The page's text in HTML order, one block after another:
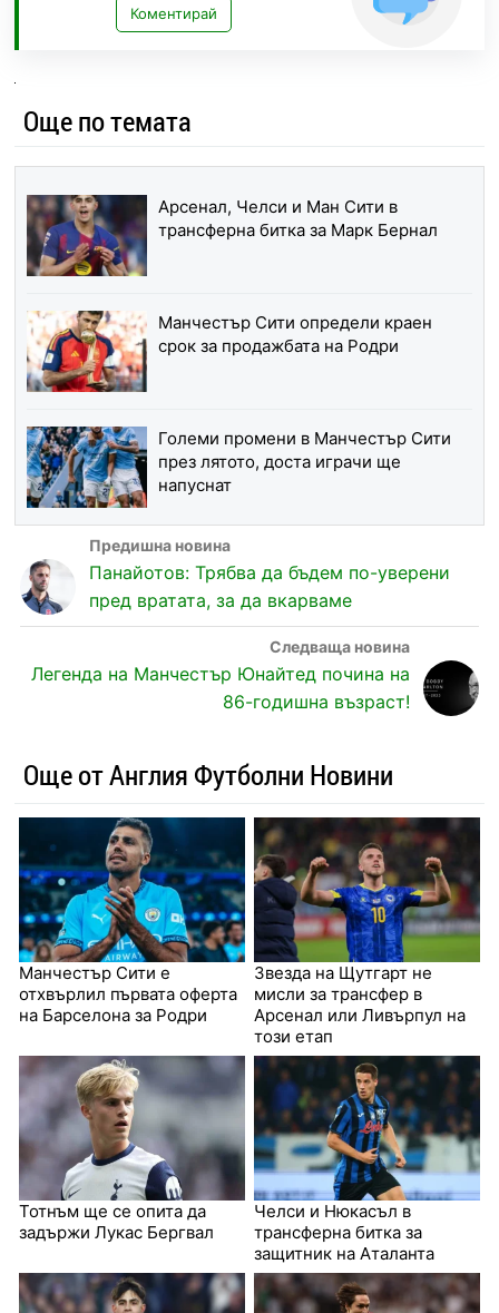
Коментирай
Още по темата
Арсенал, Челси и Ман Сити в
трансферна битка за Марк Бернал
Манчестър Сити определи краен
срок за продажбата на Родри
Големи промени в Манчестър Сити
през лятото, доста играчи ще
напуснат
Панайотов: Трябва да бъдем по-уверени
пред вратата, за да вкарваме
Легенда на Манчестър Юнайтед почина на
86-годишна възраст!
Още от Англия Футболни Новини
Манчестър Сити е
отхвърлил първата оферта
на Барселона за Родри
Звезда на Щутгарт не
мисли за трансфер в
Арсенал или Ливърпул на
този етап
Тотнъм ще се опита да
задържи Лукас Бергвал
Челси и Нюкасъл в
трансферна битка за
защитник на Аталанта